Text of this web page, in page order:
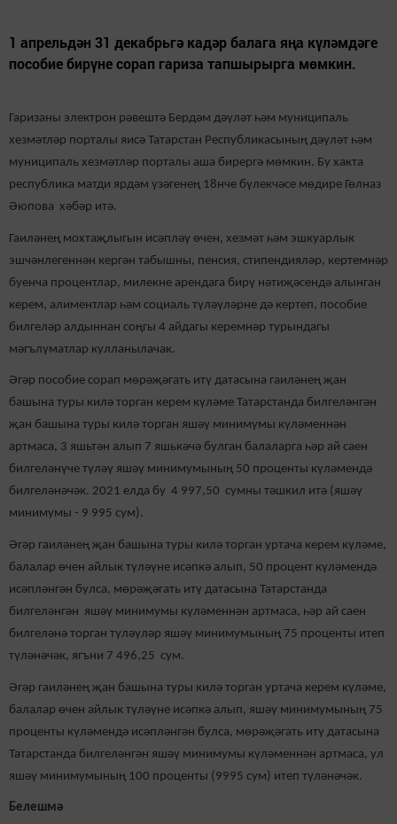
1 апрельдән 31 декабрьгә кадәр балага яңа күләмдәге
пособие бирүне сорап гариза тапшырырга мөмкин.
Гаризаны электрон рәвештә Бердәм дәүләт һәм муниципаль
хезмәтләр порталы яисә Татарстан Республикасының дәүләт һәм
муниципаль хезмәтләр порталы аша бирергә мөмкин. Бу хакта
республика матди ярдәм үзәгенең 18нче бүлекчәсе мөдире Гөлназ
Әюпова хәбәр итә.
Гаиләнең мохтаҗлыгын исәпләү өчен, хезмәт һәм эшкуарлык
эшчәнлегеннән кергән табышны, пенсия, стипендияләр, кертемнәр
буенча процентлар, милекне арендага бирү нәтиҗәсендә алынган
керем, алиментлар һәм социаль түләүләрне дә кертеп, пособие
билгеләр алдыннан соңгы 4 айдагы керемнәр турындагы
мәгълүматлар кулланылачак.
Әгәр пособие сорап мөрәҗәгать итү датасына гаиләнең җан
башына туры килә торган керем күләме Татарстанда билгеләнгән
җан башына туры килә торган яшәү минимумы күләменнән
артмаса, 3 яшьтән алып 7 яшькәчә булган балаларга һәр ай саен
билгеләнүче түләү яшәү минимумының 50 проценты күләмендә
билгеләнәчәк. 2021 елда бу 4 997,50 сумны тәшкил итә (яшәү
минимумы - 9 995 сум).
Әгәр гаиләнең җан башына туры килә торган уртача керем күләме,
балалар өчен айлык түләүне исәпкә алып, 50 процент күләмендә
исәпләнгән булса, мөрәҗәгать итү датасына Татарстанда
билгеләнгән яшәү минимумы күләменнән артмаса, һәр ай саен
билгеләнә торган түләүләр яшәү минимумының 75 проценты итеп
түләнәчәк, ягъни 7 496,25 сум.
Әгәр гаиләнең җан башына туры килә торган уртача керем күләме,
балалар өчен айлык түләүне исәпкә алып, яшәү минимумының 75
проценты күләмендә исәпләнгән булса, мөрәҗәгать итү датасына
Татарстанда билгеләнгән яшәү минимумы күләменнән артмаса, ул
яшәү минимумының 100 проценты (9995 сум) итеп түләнәчәк.
Белешмә